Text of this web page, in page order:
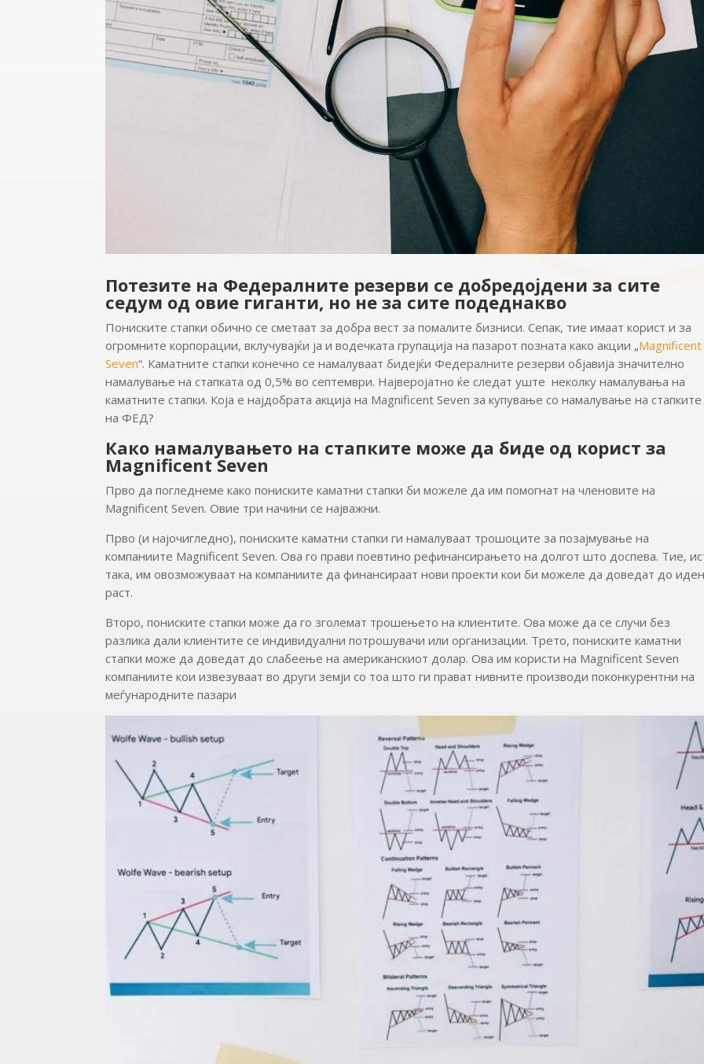
Потезите на Федералните резерви се добредојдени за сите
седум од овие гиганти, но не за сите подеднакво
Пониските стапки обично се сметаат за добра вест за помалите бизниси. Сепак, тие имаат корист и за
огромните корпорации, вклучувајќи ја и водечката групација на пазарот позната како акции „Magnificent
Seven“. Каматните стапки конечно се намалуваат бидејќи Федералните резерви објавија значително
намалување на стапката од 0,5% во септември. Најверојатно ќе следат уште неколку намалувања на
каматните стапки. Која е најдобрата акција на Magnificent Seven за купување со намалување на стапките
на ФЕД?
Како намалувањето на стапките може да биде од корист за
Magnificent Seven
Прво да погледнеме како пониските каматни стапки би можеле да им помогнат на членовите на
Magnificent Seven. Овие три начини се најважни.
Прво (и најочигледно), пониските каматни стапки ги намалуваат трошоците за позајмување на
компаниите Magnificent Seven. Ова го прави поевтино рефинансирањето на долгот што доспева. Тие,
така, им овозможуваат на компаниите да финансираат нови проекти кои би можеле да доведат до
раст.
Второ, пониските стапки може да го зголемат трошењето на клиентите. Ова може да се случи без
разлика дали клиентите се индивидуални потрошувачи или организации. Трето, пониските каматни
стапки може да доведат до слабеење на американскиот долар. Ова им користи на Magnificent Seven
компаниите кои извезуваат во други земји со тоа што ги прават нивните производи поконкурентни на
меѓународните пазари